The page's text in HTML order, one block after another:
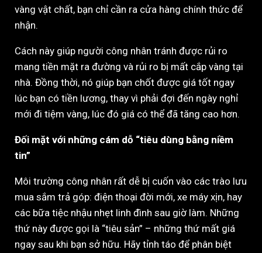
vàng vật chất, bạn chỉ cần ra cửa hàng chính thức để
nhận.
Cách này giúp người công nhân tránh được rủi ro
mang tiền mặt ra đường và rủi ro bị mất cắp vàng tại
nhà. Đồng thời, nó giúp bạn chốt được giá tốt ngay
lúc bạn có tiền lương, thay vì phải đợi đến ngày nghỉ
mới đi tiệm vàng, lúc đó giá có thể đã tăng cao hơn.
Đối mặt với những cám dỗ “tiêu dùng bằng niềm
tin”
Môi trường công nhân rất dễ bị cuốn vào các trào lưu
mua sắm trả góp: điện thoại đời mới, xe máy xịn, hay
các bữa tiệc nhậu nhẹt linh đình sau giờ làm. Những
thứ này được gọi là “tiêu sản” – những thứ mất giá
ngay sau khi bạn sở hữu. Hãy tỉnh táo để phân biệt